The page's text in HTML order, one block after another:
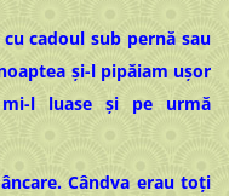
cadoul sub pernă sau
și-l pipăiam ușor
l luase și pe urmă
Cândva erau toți